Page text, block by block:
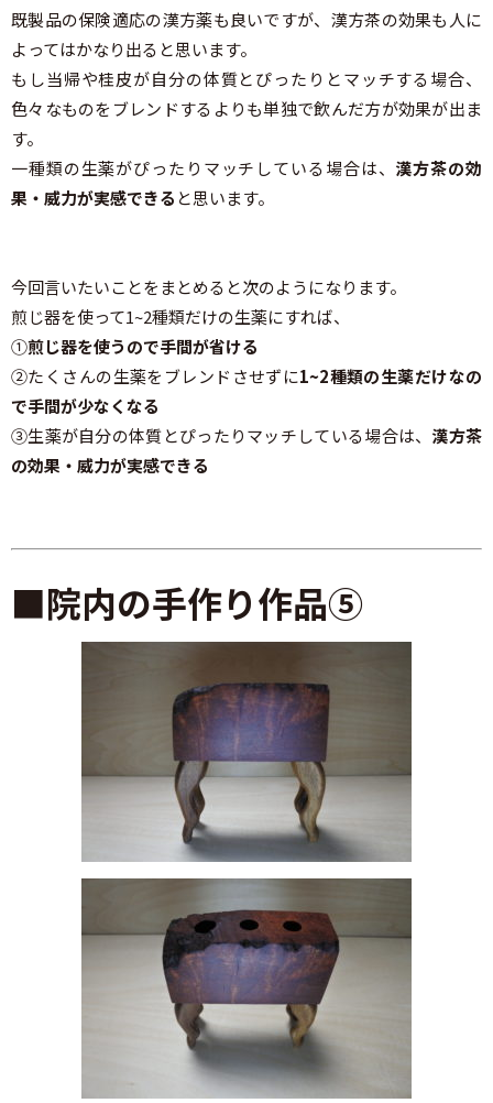
既製品の保険適応の漢方薬も良いですが、漢方茶の効果も人に
よってはかなり出ると思います。
もし当帰や桂皮が自分の体質とぴったりとマッチする場合、
色々なものをブレンドするよりも単独で飲んだ方が効果が出ま
す。
一種類の生薬がぴったりマッチしている場合は、 漢方茶の効
果・威力が実感できる と思います。
今回言いたいことをまとめると次のようになります。
煎じ器を使って1~2種類だけの生薬にすれば、
①煎じ器を使うので手間が省ける
②たくさんの生薬をブレンドさせずに1~2種類の生薬だけなの
で手間が少なくなる
③生薬が自分の体質とぴったりマッチしている場合は、 漢方茶
の効果・威力が実感できる
■院内の手作り作品⑤